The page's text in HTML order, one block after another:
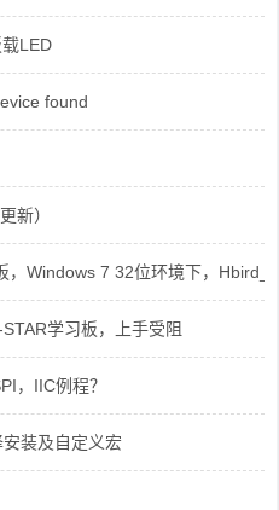
LED
found
新）
，Windows 7 32位环境下，
学习板，上手受阻
，IIC例程？
安装及自定义宏